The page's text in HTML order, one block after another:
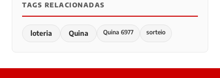
TAGS RELACIONADAS
loteria Quina Quina 6977 sorteio